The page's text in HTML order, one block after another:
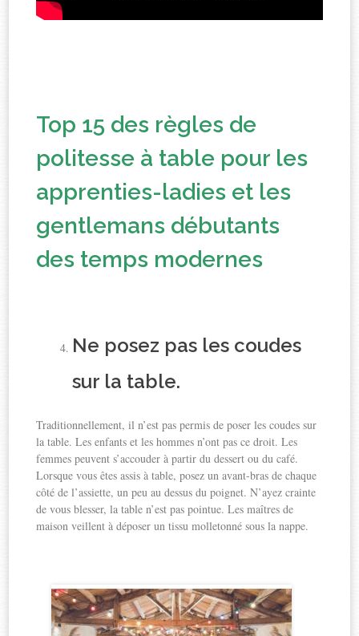
Top 15 des règles de
politesse à table pour les
apprenties-ladies et les
gentlemans débutants
des temps modernes
Ne posez pas les coudes
sur la table.
Traditionnellement, il n’est pas permis de poser les coudes sur
la table. Les enfants et les hommes n’ont pas ce droit. Les
femmes peuvent s’accouder à partir du dessert ou du café.
Lorsque vous êtes assis à table, posez un avant-bras de chaque
côté de l’assiette, un peu au dessus du poignet. N’ayez crainte
de vous blesser, la table n’est pas pointue. Les maîtres de
maison veillent à déposer un tissu molletonné sous la nappe.